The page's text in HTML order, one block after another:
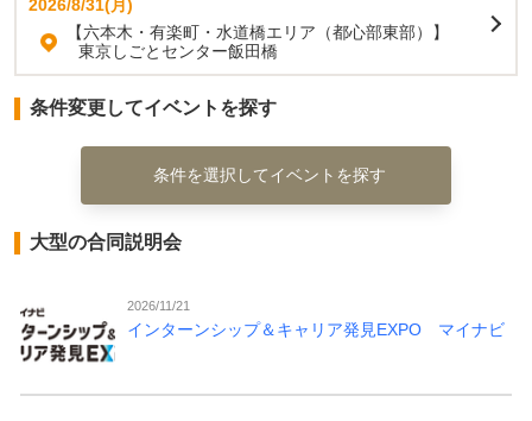
2026/8/31(月)
【六本木・有楽町・水道橋エリア（都心部東部）】
東京しごとセンター飯田橋
条件変更してイベントを探す
条件を選択してイベントを探す
大型の合同説明会
2026/11/21
インターンシップ＆キャリア発見EXPO マイナビ